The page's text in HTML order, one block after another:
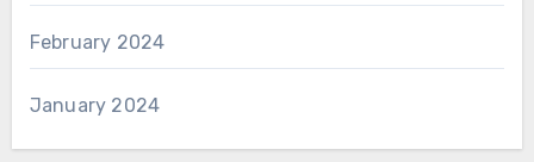
February 2024
January 2024